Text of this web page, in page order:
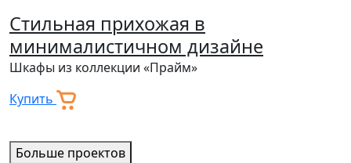
Стильная прихожая в
минималистичном дизайне
Шкафы из коллекции «Прайм»
Купить
Больше проектов